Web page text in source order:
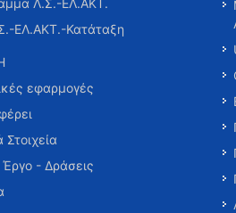
Λ.Σ.-ΕΛ.ΑΚΤ.
ΕΛ.ΑΚΤ.-Κατάταξη
εφαρμογές
Στοιχεία
Έργο - Δράσεις